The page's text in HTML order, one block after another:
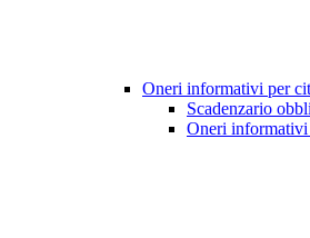
Oneri informativi per
Scadenzario
Oneri informativi